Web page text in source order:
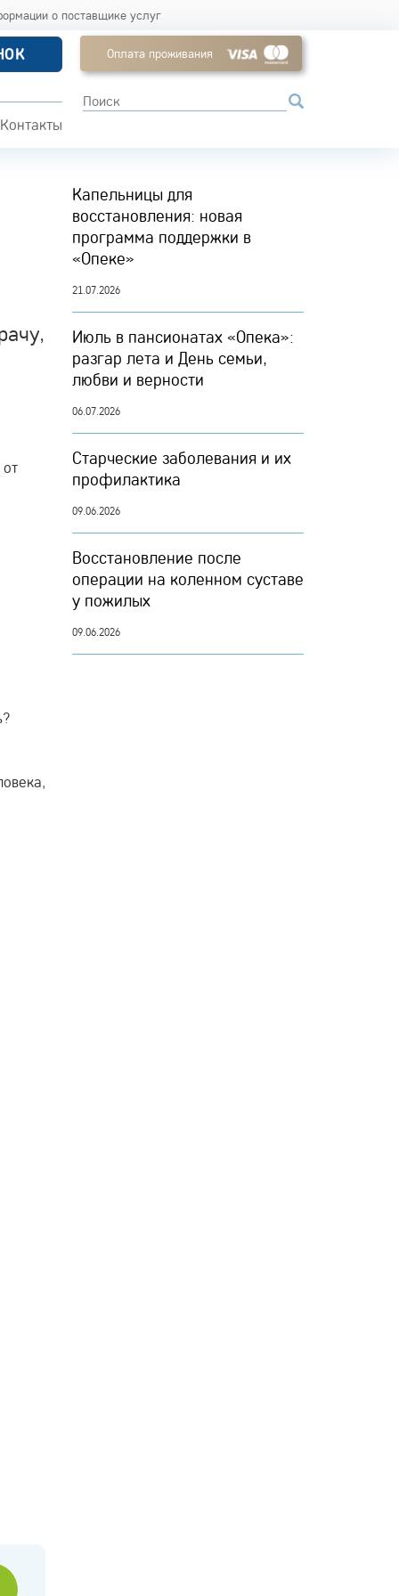
о поставщике услуг
Контакты
Оплата проживания
Капельницы для
восстановления: новая
программа поддержки в
«Опеке»
21.07.2026
Июль в пансионатах «Опека»:
разгар лета и День семьи,
любви и верности
06.07.2026
Старческие заболевания и их
профилактика
09.06.2026
Восстановление после
операции на коленном суставе
у пожилых
09.06.2026